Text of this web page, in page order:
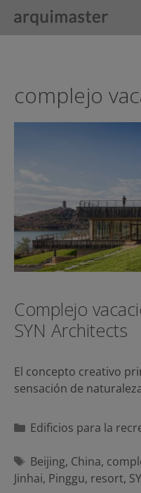
complejo
Complejo
SYN Architects
El concepto creativo
sensación de
Categorías
Edificios para la
Etiquetas
Beijing, China,
Jinhai, Pinggu, resort,